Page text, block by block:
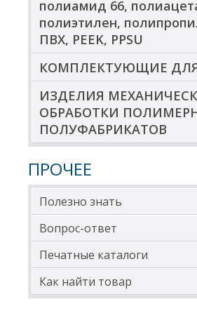
полиамид 66,
полиэтилен,
ПВХ, PEEK, PPSU
КОМПЛЕКТУЮЩИЕ
ИЗДЕЛИЯ
ОБРАБОТКИ
ПОЛУФАБРИКАТОВ
ПРОЧЕЕ
Полезно знать
Вопрос-ответ
Печатные каталоги
Как найти товар